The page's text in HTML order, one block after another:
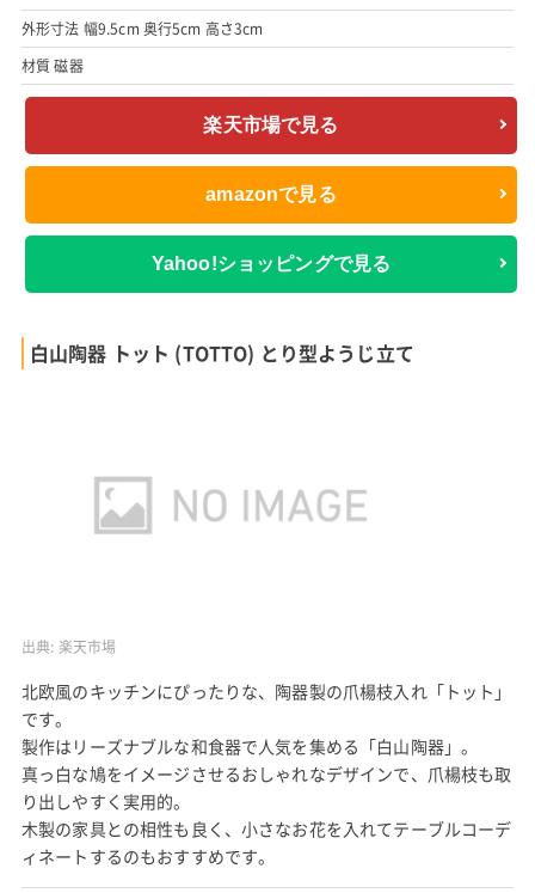
外形寸法 幅9.5cm 奥行5cm 高さ3cm
材質 磁器
楽天市場で見る
amazonで見る
Yahoo!ショッピングで見る
白山陶器 トット (TOTTO) とり型ようじ立て
出典: 楽天市場
北欧風のキッチンにぴったりな、陶器製の爪楊枝入れ「トット」
です。
製作はリーズナブルな和食器で人気を集める「白山陶器」。
真っ白な鳩をイメージさせるおしゃれなデザインで、爪楊枝も取
り出しやすく実用的。
木製の家具との相性も良く、小さなお花を入れてテーブルコーデ
ィネートするのもおすすめです。